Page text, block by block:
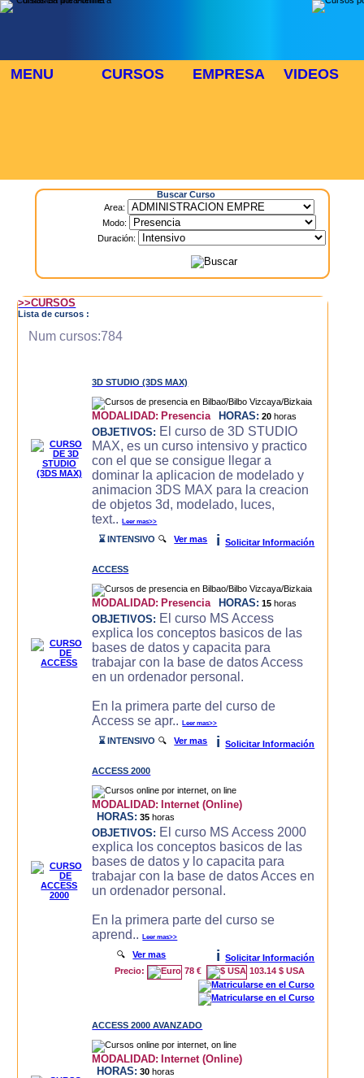
MENU CURSOS EMPRESA VIDEOS
Buscar Curso
Area:
Modo:
Duración:
>>CURSOS
Lista de cursos :
Num cursos:784
3D STUDIO (3DS MAX)
MODALIDAD: Presencia HORAS: 20 horas
OBJETIVOS: El curso de 3D STUDIO
MAX, es un curso intensivo y practico
con el que se consigue llegar a
dominar la aplicacion de modelado y
animacion 3DS MAX para la creacion
de objetos 3d, modelado, luces,
text..Leer mas>>
⌛ INTENSIVO 🔍Ver mas i Solicitar Información
ACCESS
MODALIDAD: Presencia HORAS: 15 horas
OBJETIVOS: El curso MS Access
explica los conceptos basicos de las
bases de datos y capacita para
trabajar con la base de datos Access
en un ordenador personal.
En la primera parte del curso de
Access se apr..Leer mas>>
⌛ INTENSIVO 🔍Ver mas i Solicitar Información
ACCESS 2000
MODALIDAD: Internet (Online)
HORAS: 35 horas
OBJETIVOS: El curso MS Access 2000
explica los conceptos basicos de las
bases de datos y lo capacita para
trabajar con la base de datos Acces en
un ordenador personal.
En la primera parte del curso se
aprend..Leer mas>>
🔍Ver mas i
Solicitar Información
Precio:
78 € 103.14 $ USA
ACCESS 2000 AVANZADO
MODALIDAD: Internet (Online)
HORAS: 30 horas